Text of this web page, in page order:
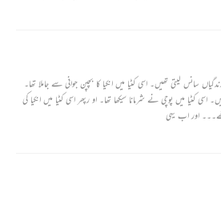
لینے کے بعد وہ مہتا جی کی خوشامد کر کے چار گھنٹے کی چھٹی مانگ
سانس لیتی تھیں۔ اسی کٹیا میں انکیا کا بچپن جوانی سے جاملا تھا۔
اسی کٹیا میں پوچی نے شرمانا سیکھا تھا۔ او رپھر اسی کٹیا میں انکیا کی
اور اب یہی